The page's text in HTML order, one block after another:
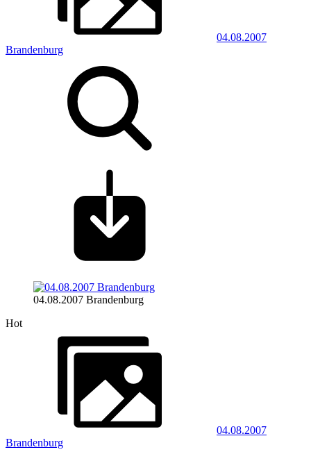
04.08.2007
Brandenburg
04.08.2007 Brandenburg
Hot
04.08.2007
Brandenburg